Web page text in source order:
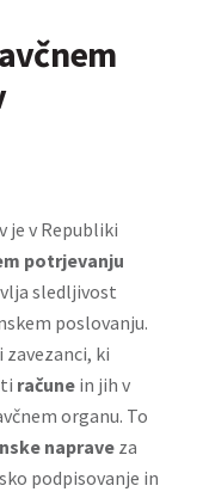
je v Republiki
potrjevanju
sledljivost
poslovanju.
ki
račune in jih v
organu. To
naprave za
podpisovanje in